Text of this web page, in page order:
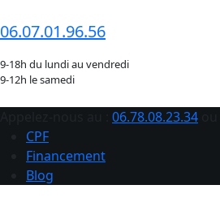
06.07.01.96.56
9-18h du lundi au vendredi
9-12h le samedi
06.78.08.23.34
CPF
Financement
Blog